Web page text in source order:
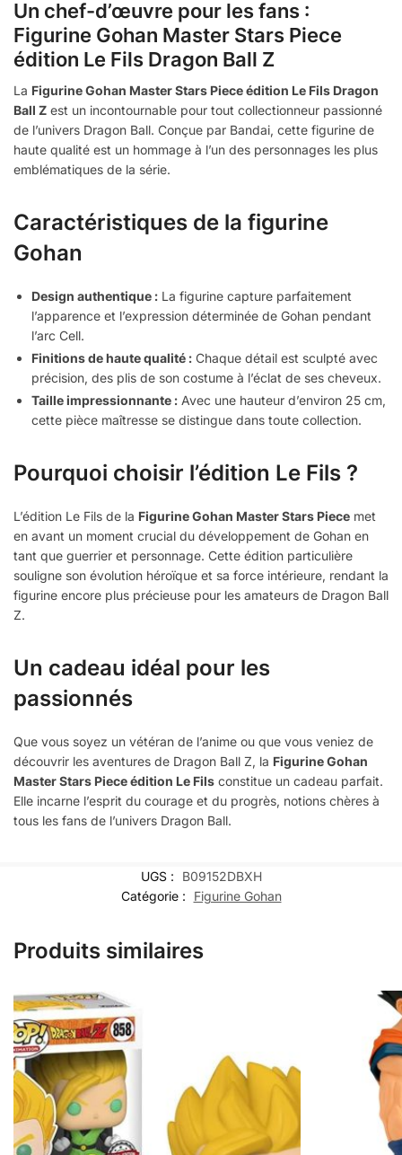
Un chef-d’œuvre pour les fans :
Figurine Gohan Master Stars Piece
édition Le Fils Dragon Ball Z
La Figurine Gohan Master Stars Piece édition Le Fils Dragon
Ball Z est un incontournable pour tout collectionneur passionné
de l’univers Dragon Ball. Conçue par Bandai, cette figurine de
haute qualité est un hommage à l’un des personnages les plus
emblématiques de la série.
Caractéristiques de la figurine
Gohan
Design authentique : La figurine capture parfaitement
l’apparence et l’expression déterminée de Gohan pendant
l’arc Cell.
Finitions de haute qualité : Chaque détail est sculpté avec
précision, des plis de son costume à l’éclat de ses cheveux.
Taille impressionnante : Avec une hauteur d’environ 25 cm,
cette pièce maîtresse se distingue dans toute collection.
Pourquoi choisir l’édition Le Fils ?
L’édition Le Fils de la Figurine Gohan Master Stars Piece met
en avant un moment crucial du développement de Gohan en
tant que guerrier et personnage. Cette édition particulière
souligne son évolution héroïque et sa force intérieure, rendant la
figurine encore plus précieuse pour les amateurs de Dragon Ball
Z.
Un cadeau idéal pour les
passionnés
Que vous soyez un vétéran de l’anime ou que vous veniez de
découvrir les aventures de Dragon Ball Z, la Figurine Gohan
Master Stars Piece édition Le Fils constitue un cadeau parfait.
Elle incarne l’esprit du courage et du progrès, notions chères à
tous les fans de l’univers Dragon Ball.
UGS :
B09152DBXH
Catégorie :
Figurine Gohan
Produits similaires